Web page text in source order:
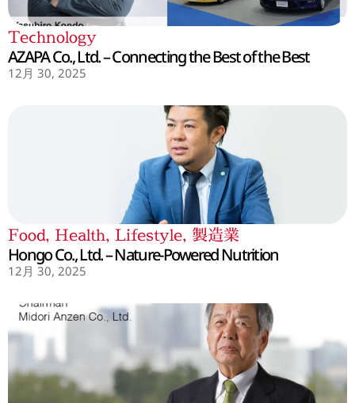
Technology
AZAPA Co., Ltd. – Connecting the Best of the Best
12月 30, 2025
Food, Health, Lifestyle, 製造業
Hongo Co., Ltd. – Nature-Powered Nutrition
12月 30, 2025